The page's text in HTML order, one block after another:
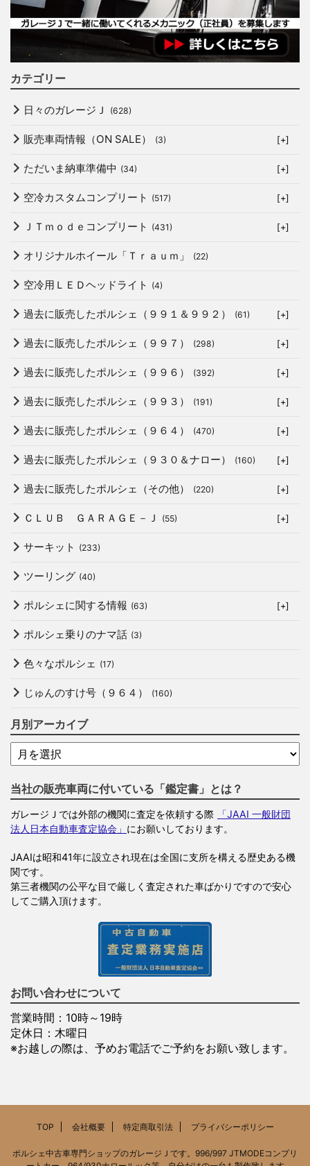
カテゴリー
日々のガレージＪ (628)
販売車両情報（ON SALE） (3) [+]
ただいま納車準備中 (34) [+]
空冷カスタムコンプリート (517) [+]
ＪＴｍｏｄｅコンプリート (431) [+]
オリジナルホイール「Ｔｒａｕｍ」 (22)
空冷用ＬＥＤヘッドライト (4)
過去に販売したポルシェ（９９１＆９９２） (61) [+]
過去に販売したポルシェ（９９７） (298) [+]
過去に販売したポルシェ（９９６） (392) [+]
過去に販売したポルシェ（９９３） (191) [+]
過去に販売したポルシェ（９６４） (470) [+]
過去に販売したポルシェ（９３０＆ナロー） (160) [+]
過去に販売したポルシェ（その他） (220) [+]
ＣＬＵＢ ＧＡＲＡＧＥ－Ｊ (55) [+]
サーキット (233)
ツーリング (40)
ポルシェに関する情報 (63) [+]
ポルシェ乗りのナマ話 (3)
色々なポルシェ (17)
じゅんのすけ号（９６４） (160)
月別アーカイブ
当社の販売車両に付いている「鑑定書」とは？
ガレージＪでは外部の機関に査定を依頼する際
「JAAI 一般財団
法人日本自動車査定協会」 にお願いしております。
JAAIは昭和41年に設立され現在は全国に支所を構える歴史ある機
関です。
第三者機関の公平な目で厳しく査定された車ばかりですので安心
してご購入頂けます。
お問い合わせについて
営業時間：10時～19時
定休日：木曜日
※お越しの際は、予めお電話でご予約をお願い致します。
TOP 会社概要 特定商取引法 プライバシーポリシー
ポルシェ中古車専門ショップのガレージＪです。996/997 JTMODEコンプリ